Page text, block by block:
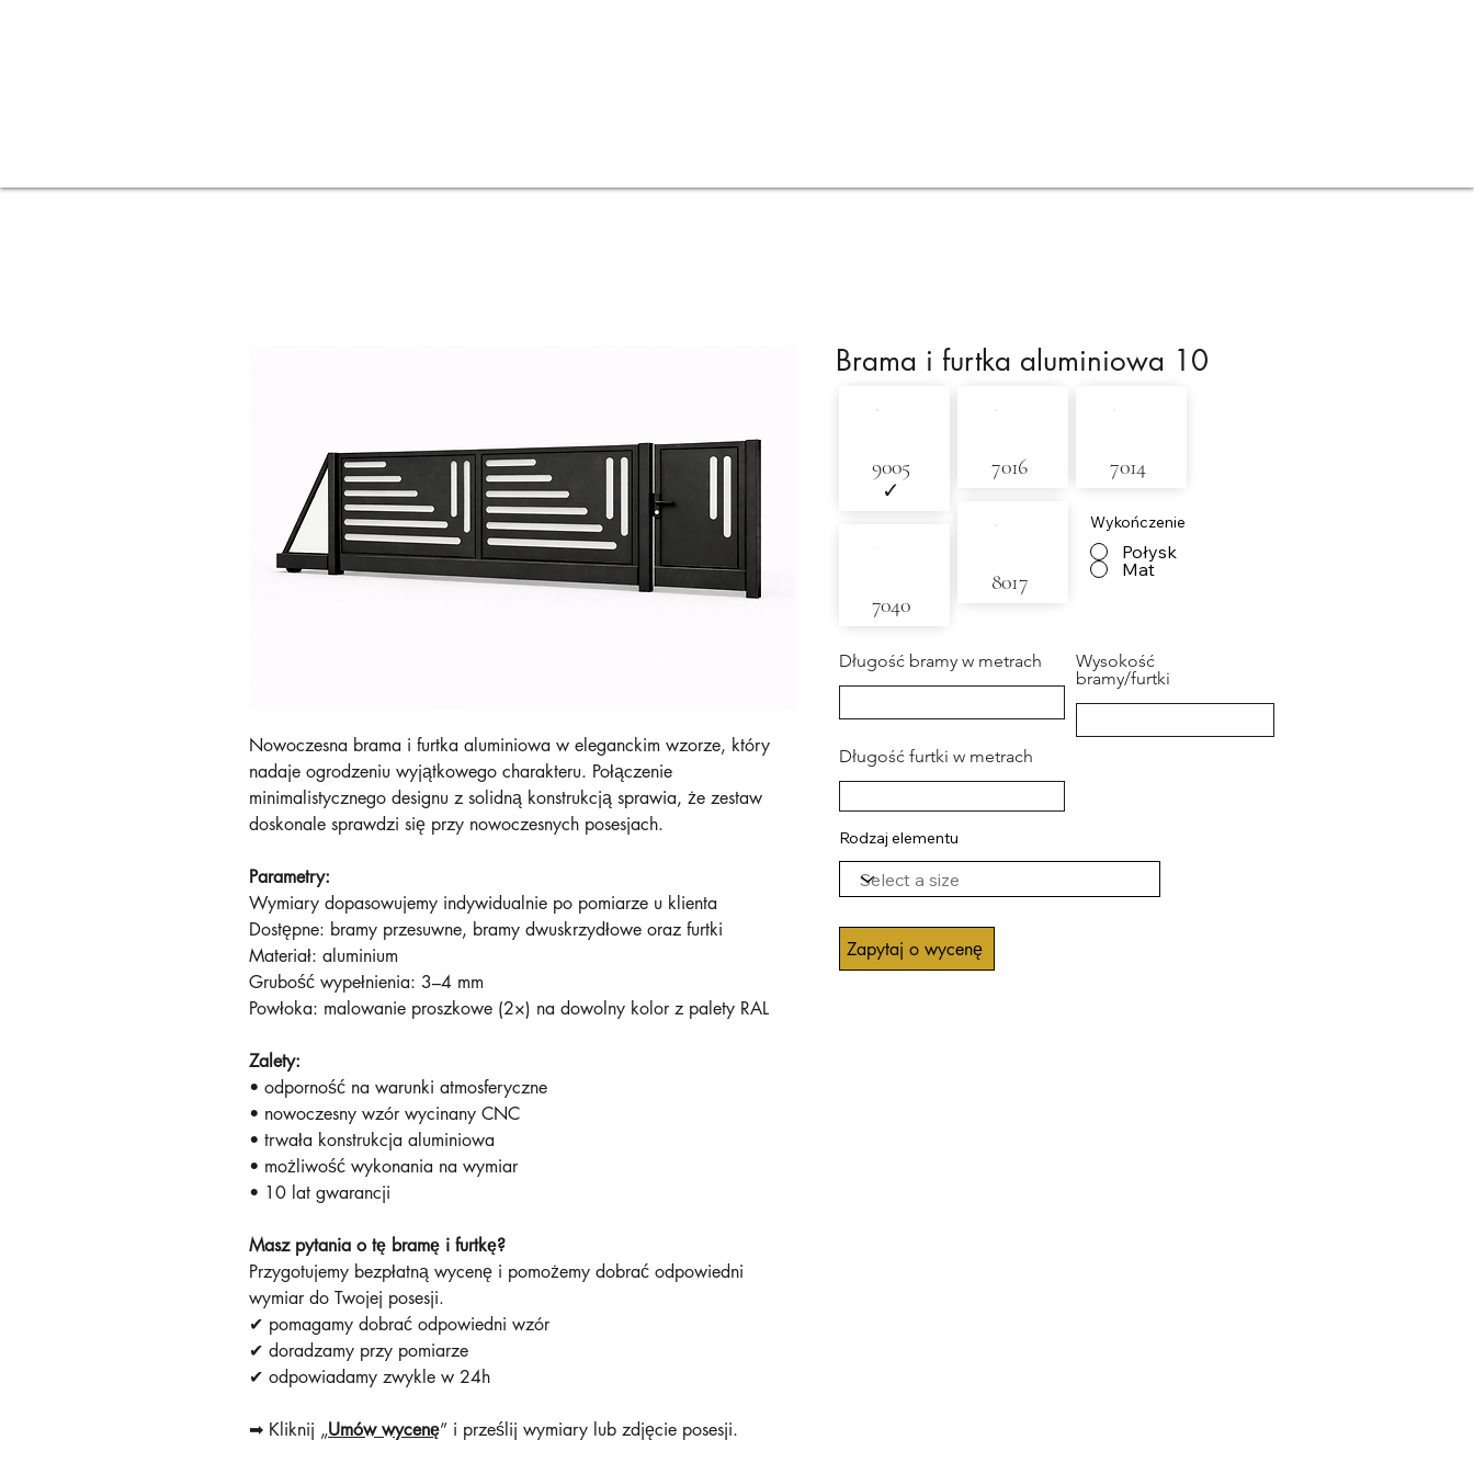
Nowoczesna brama i furtka aluminiowa w eleganckim wzorze, który
nadaje ogrodzeniu wyjątkowego charakteru. Połączenie
minimalistycznego designu z solidną konstrukcją sprawia, że zestaw
doskonale sprawdzi się przy nowoczesnych posesjach.
Parametry:
Wymiary dopasowujemy indywidualnie po pomiarze u klienta
Dostępne: bramy przesuwne, bramy dwuskrzydłowe oraz furtki
Materiał: aluminium
Grubość wypełnienia: 3–4 mm
Powłoka: malowanie proszkowe (2×) na dowolny kolor z palety RAL
Zalety:
• odporność na warunki atmosferyczne
• nowoczesny wzór wycinany CNC
• trwała konstrukcja aluminiowa
• możliwość wykonania na wymiar
• 10 lat gwarancji
Masz pytania o tę bramę i furtkę?
Przygotujemy bezpłatną wycenę i pomożemy dobrać odpowiedni
wymiar do Twojej posesji.
✔ pomagamy dobrać odpowiedni wzór
✔ doradzamy przy pomiarze
✔ odpowiadamy zwykle w 24h
➡ Kliknij „Umów wycenę” i prześlij wymiary lub zdjęcie posesji.
Brama i furtka aluminiowa 10
Rodzaj elementu
9005
✓
7040
7016
8017
7014
Wykończenie
Połysk
Mat
Zapytaj o wycenę
Długość bramy w metrach
Długość furtki w metrach
Wysokość
bramy/furtki